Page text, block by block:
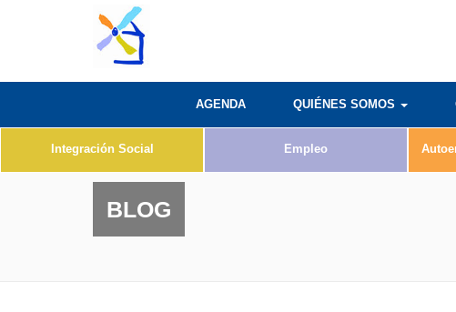
AGENDA QUIÉNES SOMOS
Integración Social Empleo
BLOG